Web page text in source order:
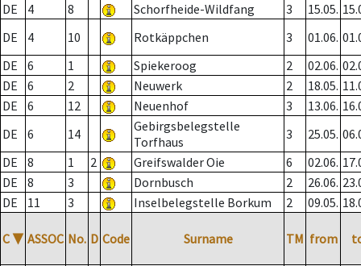
DE
4 8 Schorfheide-Wildfang 3 15.05.
DE
4 10 Rotkäppchen 3 01.06.
DE
6 1 Spiekeroog 2 02.06.
DE
6 2 Neuwerk 2 18.05.
DE
6 12 Neuenhof 3 13.06.
DE
6 14
Gebirgsbelegstelle
Torfhaus
3 25.05.
DE
8 1 2 Greifswalder Oie 6 02.06.
DE
8 3 Dornbusch 2 26.06.
DE
11 3 Inselbelegstelle Borkum 2 09.05.
C ▼ ASSOC No. D Code Surname TM from